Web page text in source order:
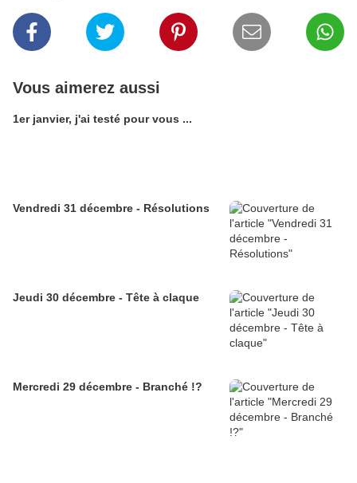
Vous aimerez aussi
1er janvier, j'ai testé pour vous ...
Vendredi 31 décembre - Résolutions
Jeudi 30 décembre - Tête à claque
Mercredi 29 décembre - Branché !?